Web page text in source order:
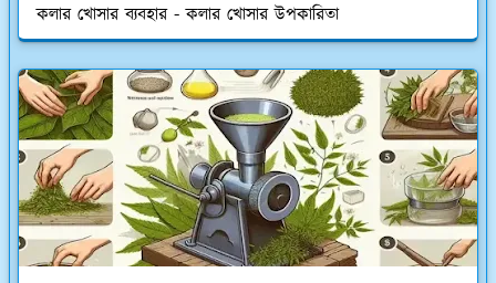
কলার খোসার ব্যবহার - কলার খোসার উপকারিতা